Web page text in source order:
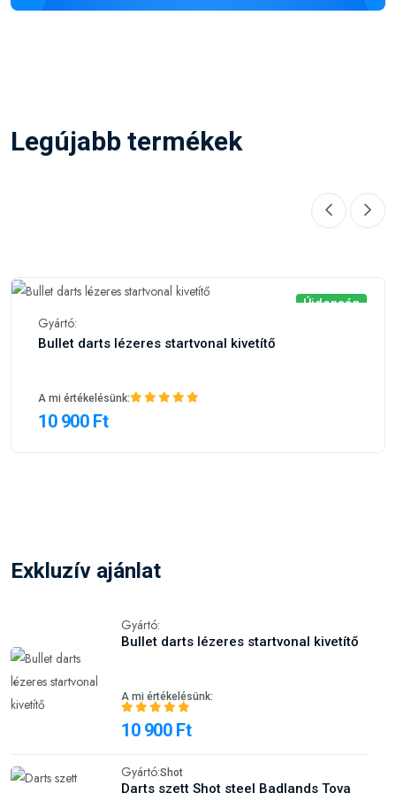
Legújabb termékek
Újdonság
Gyártó:
Bullet darts lézeres startvonal kivetítő
A mi értékelésünk:
10 900 Ft
Exkluzív ajánlat
Gyártó:
Bullet darts lézeres startvonal kivetítő
A mi értékelésünk:
10 900 Ft
Gyártó:Shot
Darts szett Shot steel Badlands Tova